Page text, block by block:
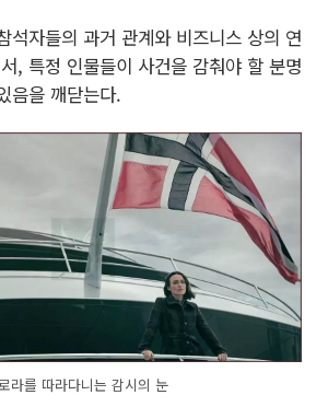
석자들의 과거 관계와 비즈니스 상의 연
, 특정 인물들이 사건을 감춰야 할 분명
음을 깨닫는다.
라를 따라다니는 감시의 눈